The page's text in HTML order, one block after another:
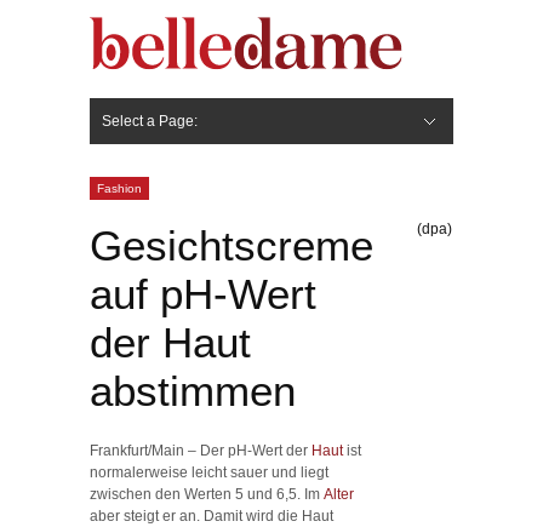
Select a Page:
Fashion
Gesichtscreme
auf pH-Wert
der Haut
abstimmen
(dpa)
Frankfurt/Main – Der pH-Wert der Hautist
normalerweise leicht sauer und liegt
zwischen den Werten 5 und 6,5. Im Alter
aber steigt er an. Damit wird die Haut